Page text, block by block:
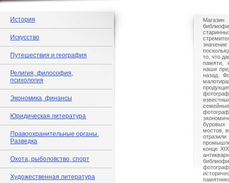
История
Искусство
Путешествия и география
Религия, философия,
психология
Экономика, финансы
Юридическая литература
Правоохранительные органы.
Разведка
Охота, рыболовство, спорт
Художественная литература
Магазин
то, что
памяти,
наши
назад.
буровых
мостов,
конце